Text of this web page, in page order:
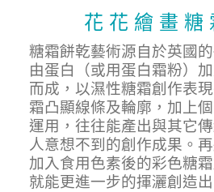
花 花 繪 畫 糖
糖霜餅乾藝術源自於英國
由蛋白（或用蛋白霜粉）
而成，以濕性糖霜創作表
霜凸顯線條及輪廓，加上
運用，往往能產出與其它
人意想不到的創作成果。
加入食用色素後的彩色糖
就能更進一步的揮灑創造